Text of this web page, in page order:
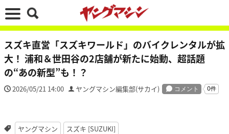
スズキ直営「スズキワールド」のバイクレンタルが拡
大！ 浦和＆世田谷の2店舗が新たに始動、超話題
の“あの新型”も！？
2026/05/21 14:00 ヤングマシン編集部(サカイ)
ヤングマシン スズキ [SUZUKI]